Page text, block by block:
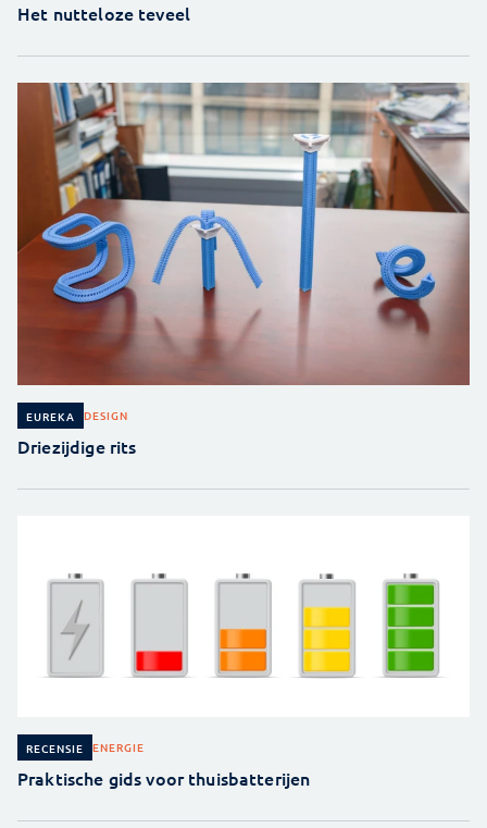
Het nutteloze teveel
EUREKA DESIGN
Driezijdige rits
RECENSIE ENERGIE
Praktische gids voor thuisbatterijen